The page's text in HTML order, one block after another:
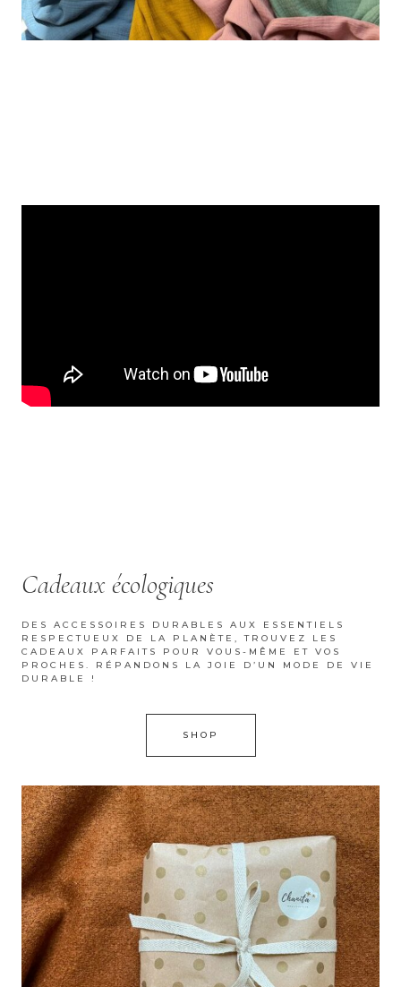
Cadeaux écologiques
DES ACCESSOIRES DURABLES AUX ESSENTIELS
RESPECTUEUX DE LA PLANÈTE, TROUVEZ LES
CADEAUX PARFAITS POUR VOUS-MÊME ET VOS
PROCHES. RÉPANDONS LA JOIE D’UN MODE DE VIE
DURABLE !
SHOP